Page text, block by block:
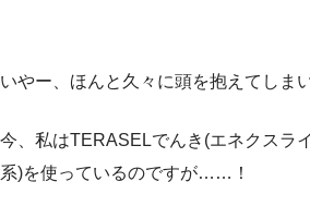
いやー、ほんと久々に頭を抱えてしま
今、私はTERASELでんき(エネクスラ
系)を使っているのですが……！